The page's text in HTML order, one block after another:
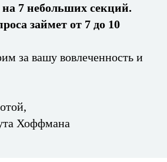
на 7 небольших секций.
займет от 7 до 10
за вашу вовлеченность и
Хоффмана